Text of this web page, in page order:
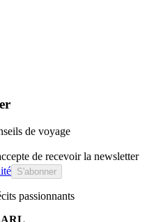
de voyage
de recevoir la newsletter
S'abonner
passionnants